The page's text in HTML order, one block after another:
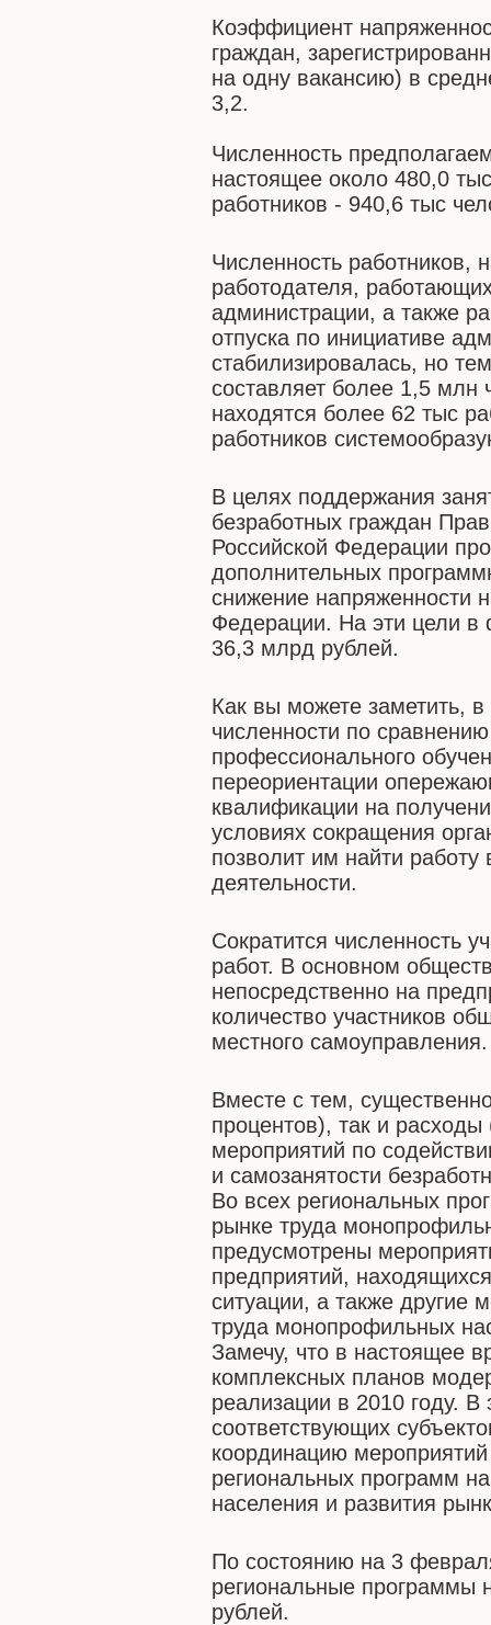
Коэффициент
граждан,
на одну вакансию) в
3,2.
Численность
настоящее около 480,0
работников - 940,6 тыс
Численность работников,
работодателя,
администрации, а также
отпуска по инициативе
стабилизировалась, но
составляет более 1,5 млн
находятся более 62 тыс
работников
В целях поддержания
безработных граждан
Российской Федерации
дополнительных
снижение напряженности
Федерации. На эти цели
36,3 млрд рублей.
Как вы можете заметить,
численности по
профессионального
переориентации
квалификации на
условиях сокращения
позволит им найти работу
деятельности.
Сократится численность
работ. В основном
непосредственно на
количество участников
местного самоуправления.
Вместе с тем,
процентов), так и
мероприятий по
и самозанятости
Во всех региональных
рынке труда
предусмотрены
предприятий,
ситуации, а также другие
труда монопрофильных
Замечу, что в настоящее
комплексных планов
реализации в 2010 году.
соответствующих
координацию
региональных программ
населения и развития
По состоянию на 3
региональные
рублей.